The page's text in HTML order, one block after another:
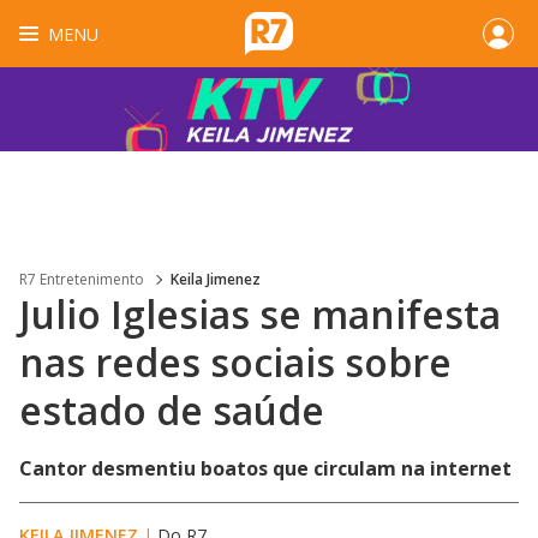
MENU
R7 Entretenimento Keila Jimenez
Julio Iglesias se manifesta
nas redes sociais sobre
estado de saúde
Cantor desmentiu boatos que circulam na internet